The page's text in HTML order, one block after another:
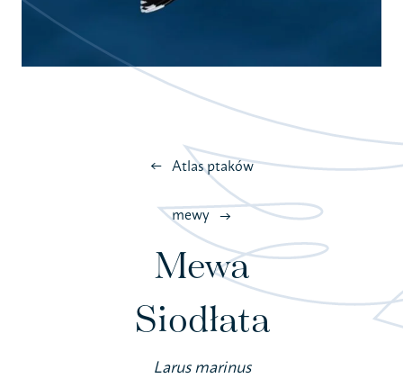
Atlas ptaków
mewy
Mewa
Siodłata
Larus marinus